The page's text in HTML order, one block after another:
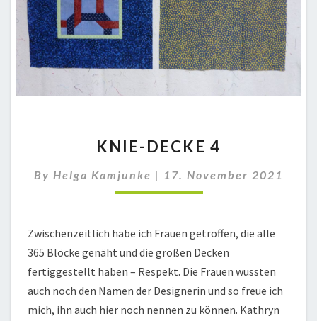
DECKE
KNIE-DECKE 4
By Helga Kamjunke | 17. November 2021
Zwischenzeitlich habe ich Frauen getroffen, die alle
365 Blöcke genäht und die großen Decken
fertiggestellt haben – Respekt. Die Frauen wussten
auch noch den Namen der Designerin und so freue ich
mich, ihn auch hier noch nennen zu können. Kathryn